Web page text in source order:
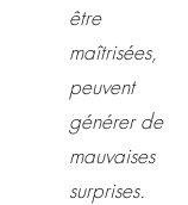
être
maîtrisées,
peuvent
générer de
mauvaises
surprises.